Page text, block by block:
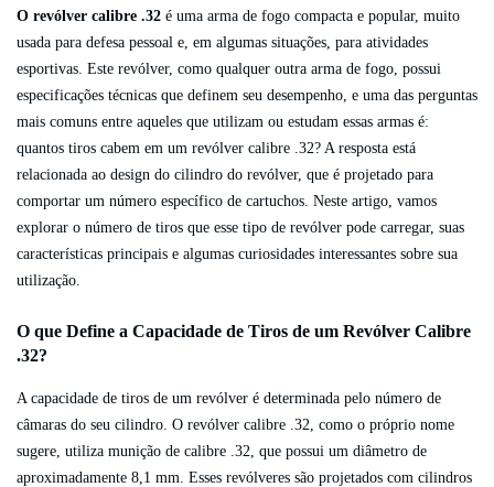
O revólver calibre .32 é uma arma de fogo compacta e popular, muito
usada para defesa pessoal e, em algumas situações, para atividades
esportivas. Este revólver, como qualquer outra arma de fogo, possui
especificações técnicas que definem seu desempenho, e uma das perguntas
mais comuns entre aqueles que utilizam ou estudam essas armas é:
quantos tiros cabem em um revólver calibre .32? A resposta está
relacionada ao design do cilindro do revólver, que é projetado para
comportar um número específico de cartuchos. Neste artigo, vamos
explorar o número de tiros que esse tipo de revólver pode carregar, suas
características principais e algumas curiosidades interessantes sobre sua
utilização.
O que Define a Capacidade de Tiros de um Revólver Calibre
.32?
A capacidade de tiros de um revólver é determinada pelo número de
câmaras do seu cilindro. O revólver calibre .32, como o próprio nome
sugere, utiliza munição de calibre .32, que possui um diâmetro de
aproximadamente 8,1 mm. Esses revólveres são projetados com cilindros